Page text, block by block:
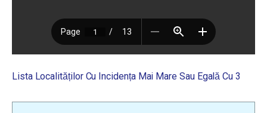
Lista Localităților Cu Incidența Mai Mare Sau Egală Cu 3